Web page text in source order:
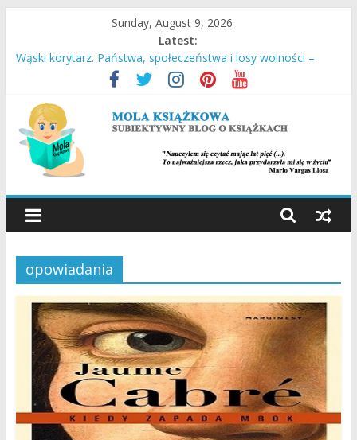
content
Sunday, August 9, 2026
Latest:
Wąski korytarz. Państwa, społeczeństwa i losy wolności –
Daron Acemoglu, James A. Robinson
Stara Słaboniowa i spiekładuchy – Joanna Łańcucka
Ucieczka z Sobiboru – Thomas Toivi Blatt
Empuzjon – Olga Tokarczuk
Miasto w chmurach – Antony Doerr
MOLA
KSIĄŻKOWA
SUBIEKTYWNY
BLOG
KSIĄŻKACH
opowiadania